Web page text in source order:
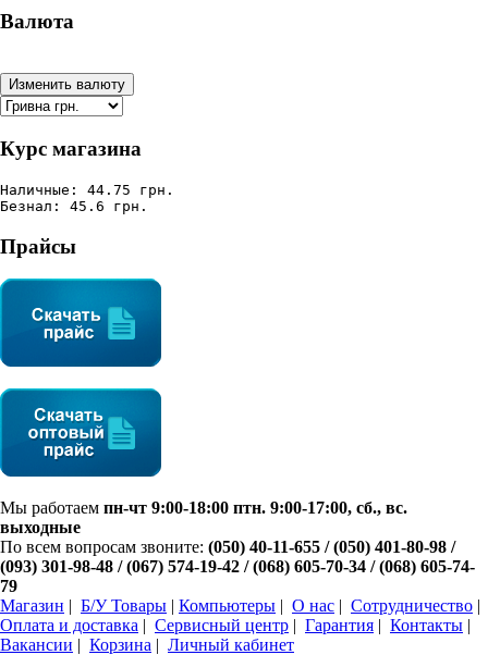
Валюта
Курс магазина
Наличные: 44.75 грн.
Безнал: 45.6 грн.
Прайсы
Мы работаем пн-чт 9:00-18:00 птн. 9:00-17:00, сб., вс.
выходные
По всем вопросам звоните: (050) 40-11-655 / (050) 401-80-98 /
(093) 301-98-48 /(067) 574-19-42 / (068) 605-70-34 / (068) 605-74-
79
Магазин | Б/У Товары | Компьютеры | О нас | Сотрудничество |
Оплата и доставка | Сервисный центр | Гарантия | Контакты |
Вакансии | Корзина | Личный кабинет